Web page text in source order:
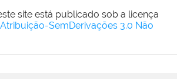
site está publicado sob a licença
SemDerivações 3.0 Não